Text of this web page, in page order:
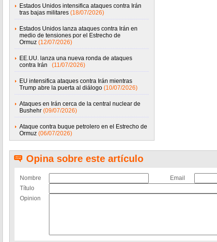
Estados Unidos intensifica ataques contra Irán
tras bajas militares (18/07/2026)
Estados Unidos lanza ataques contra Irán en
medio de tensiones por el Estrecho de
Ormuz (12/07/2026)
EE.UU. lanza una nueva ronda de ataques
contra Irán
(11/07/2026)
EU intensifica ataques contra Irán mientras
Trump abre la puerta al diálogo (10/07/2026)
Ataques en Irán cerca de la central nuclear de
Bushehr (09/07/2026)
Ataque contra buque petrolero en el Estrecho de
Ormuz (06/07/2026)
Opina sobre este artículo
Nombre
Email
Título
Opinion